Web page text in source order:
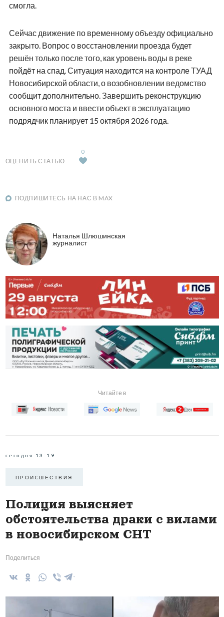
смогла.
Сейчас движение по временному объезду официально
закрыто. Вопрос о восстановлении проезда будет
решён только после того, как уровень воды в реке
пойдёт на спад. Ситуация находится на контроле ТУАД
Новосибирской области, о возобновлении ведомство
сообщит дополнительно. Завершить реконструкцию
основного моста и ввести объект в эксплуатацию
подрядчик планирует 15 октября 2026 года.
ОЦЕНИТЬ СТАТЬЮ
0
ПОДПИШИТЕСЬ НА НАС В MAX
Наталья Шлюшинская
журналист
Читайте в
сегодня 13:19
ПРОИCШЕСТВИЯ
Полиция выясняет
обстоятельства драки с вилами
в новосибирском СНТ
Поделиться